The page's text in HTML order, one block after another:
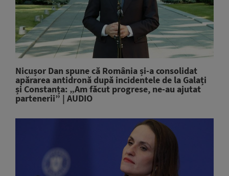
Nicușor Dan spune că România și-a consolidat
apărarea antidronă după incidentele de la Galați
și Constanța: „Am făcut progrese, ne-au ajutat
partenerii” | AUDIO
LIVE